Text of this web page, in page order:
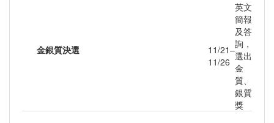
金銀質決選
11/21–
11/26
英文
簡報
及答
詢，
選出
金
質、
銀質
獎